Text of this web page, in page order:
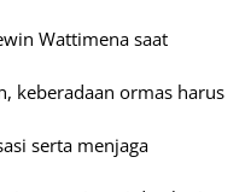
Wattimena saat
keberadaan ormas harus
serta menjaga